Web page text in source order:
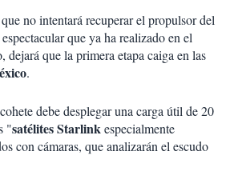
no intentará recuperar el propulsor del
que ya ha realizado en el
dejará que la primera etapa caiga en las
.
debe desplegar una carga útil de 20
"satélites Starlinkespecialmente
con cámaras, que analizarán el escudo